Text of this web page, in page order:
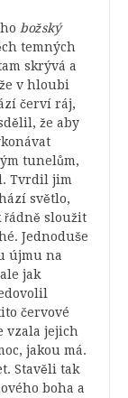
božský
temných
skrývá a
v hloubi
červí ráj,
že aby
tunelům,
Tvrdil jim
světlo,
řádně sloužit
Jednoduše
újmu na
jak
červové
vzala jejich
jakou má.
Stavěli tak
boha a